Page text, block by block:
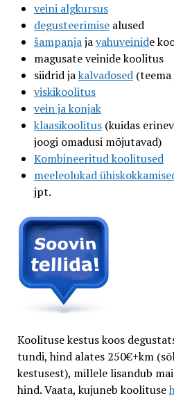
veini algkursus
degusteerimisealused
šampanjajavahuveinide
magusate veinide koolitus
siidrid jakalvadosed(teema
viskikoolitus
vein ja konjak
klaasikoolitus(kuidas
joogi omadusi mõjutavad)
Kombineeritud koolitused
meeleolukad
jpt.
Koolituse kestus koos
tundi, hind alates 250€+km
kestusest), millele lisandub
hind. Vaata, kujuneb koolituse